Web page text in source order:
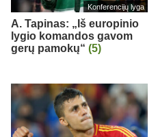
Konferencijų lyga
A. Tapinas: „Iš europinio
lygio komandos gavom
gerų pamokų“ (5)